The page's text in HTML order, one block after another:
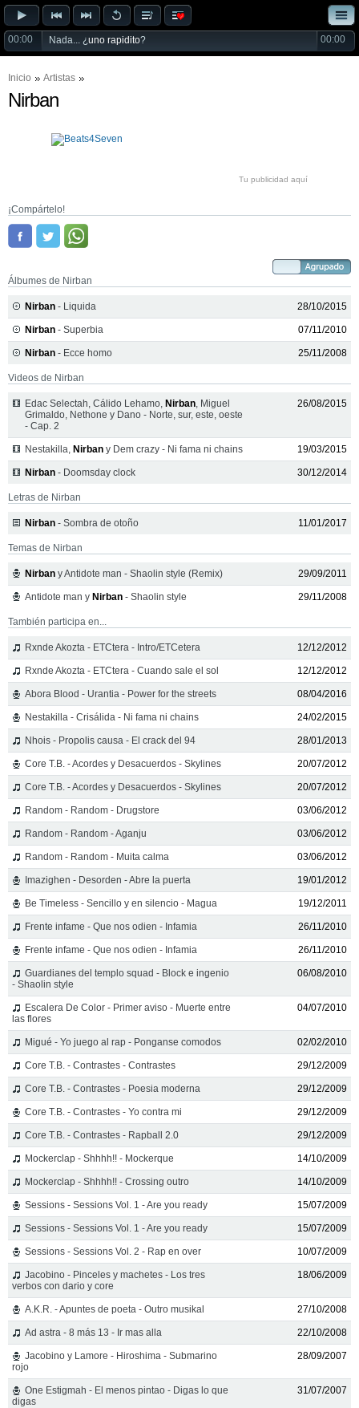
00:00 Nada... ¿uno rapidito? 00:00
Inicio Artistas
Nirban
Tu publicidad aquí
¡Compártelo!
Álbumes de Nirban
Nirban - Liquida 28/10/2015
Nirban - Superbia 07/11/2010
Nirban - Ecce homo 25/11/2008
Videos de Nirban
Edac Selectah, Cálido Lehamo, Nirban, Miguel
Grimaldo, Nethone y Dano - Norte, sur, este, oeste
- Cap. 2
26/08/2015
Nestakilla, Nirban y Dem crazy - Ni fama ni chains 19/03/2015
Nirban - Doomsday clock 30/12/2014
Letras de Nirban
Nirban - Sombra de otoño 11/01/2017
Temas de Nirban
Nirban y Antidote man - Shaolin style (Remix) 29/09/2011
Antidote man y Nirban - Shaolin style 29/11/2008
También participa en...
Rxnde Akozta - ETCtera - Intro/ETCetera 12/12/2012
Rxnde Akozta - ETCtera - Cuando sale el sol 12/12/2012
Abora Blood - Urantia - Power for the streets 08/04/2016
Nestakilla - Crisálida - Ni fama ni chains 24/02/2015
Nhois - Propolis causa - El crack del 94 28/01/2013
Core T.B. - Acordes y Desacuerdos - Skylines 20/07/2012
Core T.B. - Acordes y Desacuerdos - Skylines 20/07/2012
Random - Random - Drugstore 03/06/2012
Random - Random - Aganju 03/06/2012
Random - Random - Muita calma 03/06/2012
Imazighen - Desorden - Abre la puerta 19/01/2012
Be Timeless - Sencillo y en silencio - Magua 19/12/2011
Frente infame - Que nos odien - Infamia 26/11/2010
Frente infame - Que nos odien - Infamia 26/11/2010
Guardianes del templo squad - Block e ingenio
- Shaolin style
06/08/2010
Escalera De Color - Primer aviso - Muerte entre
las flores
04/07/2010
Migué - Yo juego al rap - Ponganse comodos 02/02/2010
Core T.B. - Contrastes - Contrastes 29/12/2009
Core T.B. - Contrastes - Poesia moderna 29/12/2009
Core T.B. - Contrastes - Yo contra mi 29/12/2009
Core T.B. - Contrastes - Rapball 2.0 29/12/2009
Mockerclap - Shhhh!! - Mockerque 14/10/2009
Mockerclap - Shhhh!! - Crossing outro 14/10/2009
Sessions - Sessions Vol. 1 - Are you ready 15/07/2009
Sessions - Sessions Vol. 1 - Are you ready 15/07/2009
Sessions - Sessions Vol. 2 - Rap en over 10/07/2009
Jacobino - Pinceles y machetes - Los tres
verbos con dario y core
18/06/2009
A.K.R. - Apuntes de poeta - Outro musikal 27/10/2008
Ad astra - 8 más 13 - Ir mas alla 22/10/2008
Jacobino y Lamore - Hiroshima - Submarino
rojo
28/09/2007
One Estigmah - El menos pintao - Digas lo que
digas
31/07/2007